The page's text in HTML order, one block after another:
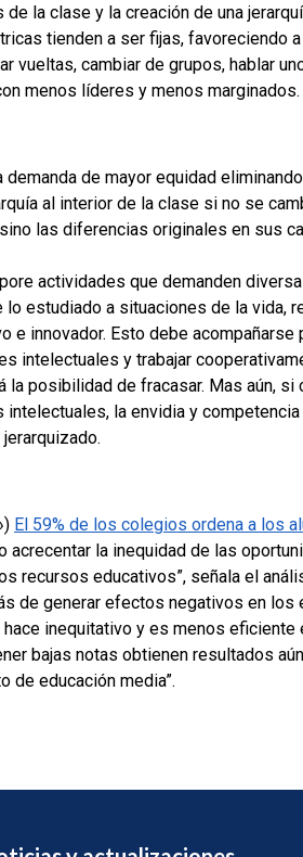
la clase y la creación de una
tienden a ser fijas, favoreciendo
vueltas, cambiar de grupos, hablar
menos líderes y menos marginados.
de mayor equidad
al interior de la clase si no se
las diferencias originales en sus
actividades que demanden
estudiado a situaciones de la vida,
innovador. Esto debe
intelectuales y trabajar
posibilidad de fracasar. Mas aún,
la envidia y
El 59% de los colegios ordena a los
acrecentar la inequidad de las
recursos educativos”, señala el
de generar efectos negativos en
inequitativo y es menos eficiente
bajas notas obtienen resultados
de educación media”.